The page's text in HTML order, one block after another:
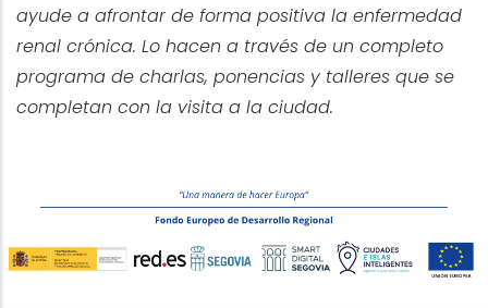
ayude a afrontar de forma positiva la enfermedad
renal crónica. Lo hacen a través de un completo
programa de charlas, ponencias y talleres que se
completan con la visita a la ciudad.